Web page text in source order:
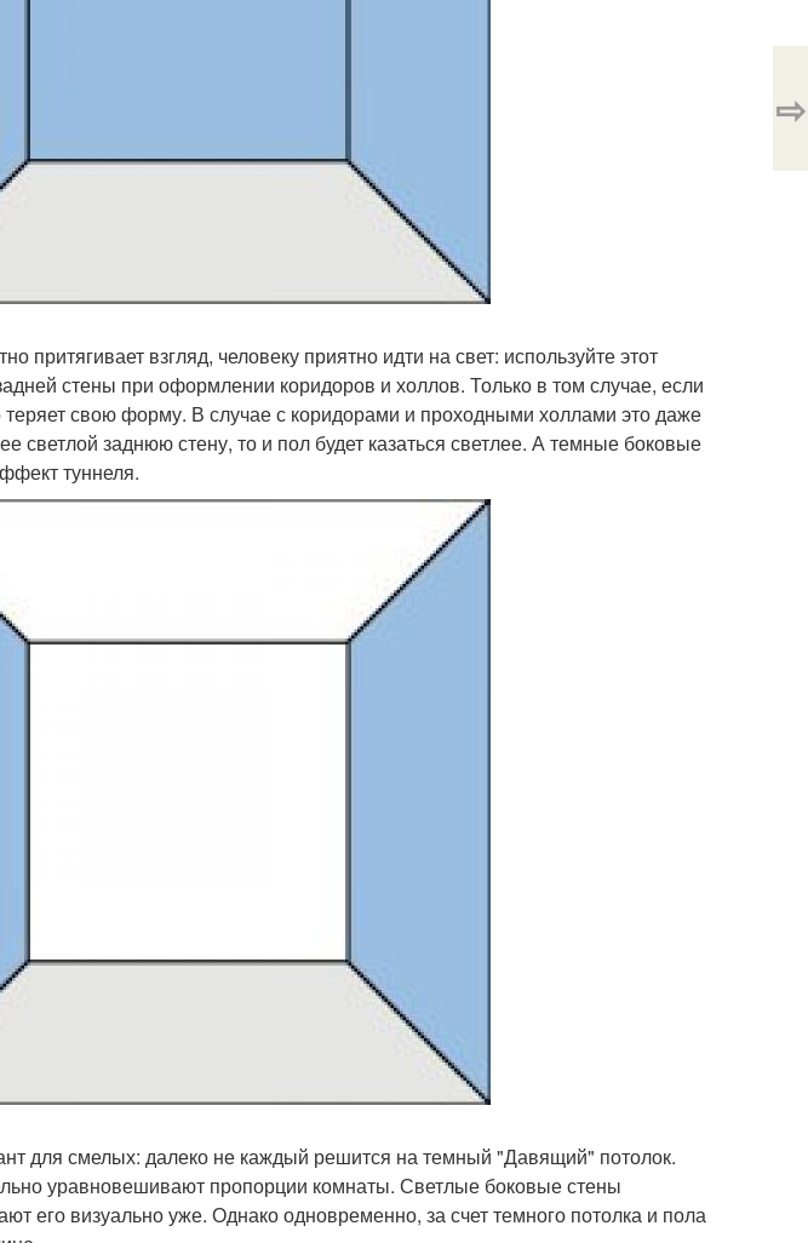
притягивает взгляд, человеку приятно идти на свет: используйте этот
стены при оформлении коридоров и холлов. Только в том случае, если
свою форму. В случае с коридорами и проходными холлами это даже
светлой заднюю стену, то и пол будет казаться светлее. А темные боковые
туннеля.
для смелых: далеко не каждый решится на темный "Давящий" потолок.
уравновешивают пропорции комнаты. Светлые боковые стены
его визуально уже. Однако одновременно, за счет темного потолка и пола
⇨